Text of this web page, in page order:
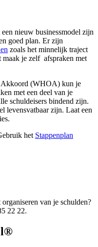
nieuw businessmodel zijn
goed plan. Er zijn
zoals het minnelijk traject
je zelf afspraken met
Akkoord (WHOA) kun je
met een deel van je
schuldeisers bindend zijn.
levensvatbaar zijn. Laat een
het Stappenplan
van je schulden?
22 22.